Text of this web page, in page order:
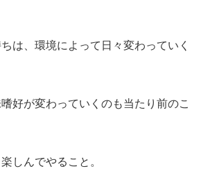
は、環境によって日々変わっていく
好が変わっていくのも当たり前のこ
しんでやること。